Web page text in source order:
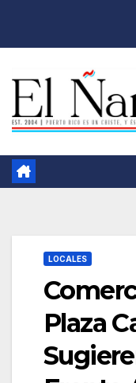
LOCALES
Plaza